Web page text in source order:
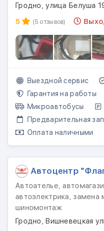
Гродно, улица Белуша
5
(5 отзывов)
Выездной сервис
Гарантия на работы
Микроавтобусы
Предварительная
Оплата наличными
Автоцентр
Автоателье,
автоэлектрика, замена
шиномонтаж
Гродно, Вишневецкая